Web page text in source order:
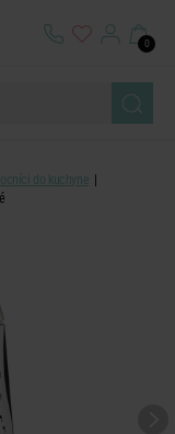
0
do kuchyne